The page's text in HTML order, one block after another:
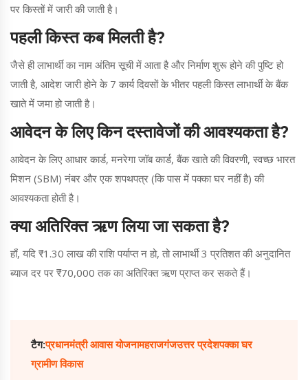
पर किस्तों में जारी की जाती है।
पहली किस्त कब मिलती है?
जैसे ही लाभार्थी का नाम अंतिम सूची में आता है और निर्माण शुरू होने की पुष्टि हो
जाती है, आदेश जारी होने के 7 कार्य दिवसों के भीतर पहली किस्त लाभार्थी के बैंक
खाते में जमा हो जाती है।
आवेदन के लिए किन दस्तावेजों की आवश्यकता है?
आवेदन के लिए आधार कार्ड, मनरेगा जॉब कार्ड, बैंक खाते की विवरणी, स्वच्छ भारत
मिशन (SBM) नंबर और एक शपथपत्र (कि पास में पक्का घर नहीं है) की
आवश्यकता होती है।
क्या अतिरिक्त ऋण लिया जा सकता है?
हाँ, यदि ₹1.30 लाख की राशि पर्याप्त न हो, तो लाभार्थी 3 प्रतिशत की अनुदानित
ब्याज दर पर ₹70,000 तक का अतिरिक्त ऋण प्राप्त कर सकते हैं।
टैग:प्रधानमंत्री आवास योजनामहराजगंजउत्तर प्रदेशपक्का घर
ग्रामीण विकास